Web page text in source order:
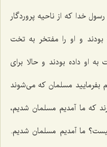
خدا كه از ناحیه پروردگار
و او را مفتخر به تخت
او داده بودند و حالا برای
بفرمایید مسلمان كه می‌شوند
كه ما آمدیم مسلمان شدیم،
ما آمدیم مسلمان شدیم.